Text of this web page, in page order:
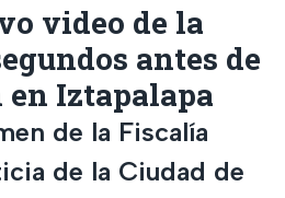
video de la
antes de
Iztapalapa
de la Fiscalía
de la Ciudad de